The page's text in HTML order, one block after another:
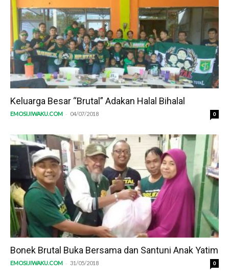
Keluarga Besar “Brutal” Adakan Halal Bihalal
EMOSIJIWAKU.COM - 04/07/2018 0
Bonek Brutal Buka Bersama dan Santuni Anak Yatim
EMOSIJIWAKU.COM - 31/05/2018 0